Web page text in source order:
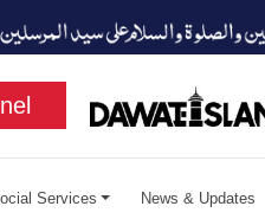
Services News & Updates